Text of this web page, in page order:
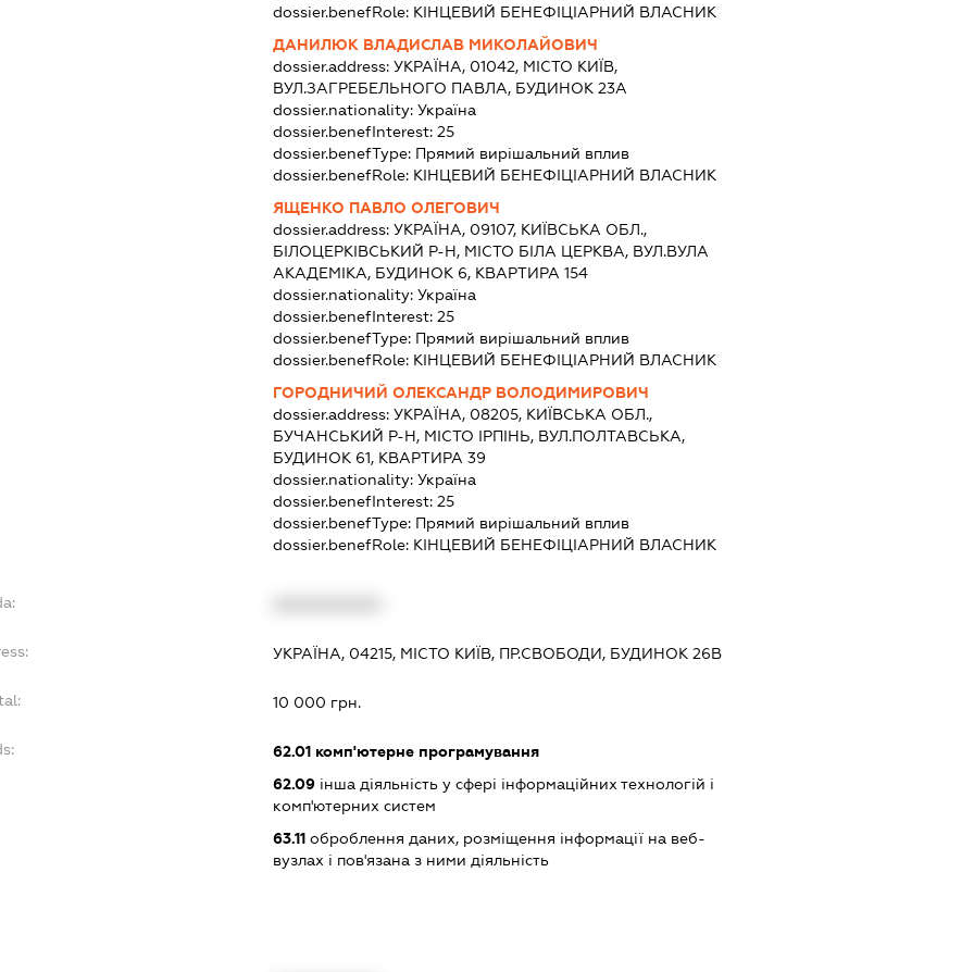
dossier.benefRole: КІНЦЕВИЙ БЕНЕФІЦІАРНИЙ ВЛАСНИК
ДАНИЛЮК ВЛАДИСЛАВ МИКОЛАЙОВИЧ
dossier.address:УКРАЇНА, 01042, МІСТО КИЇВ,
ВУЛ.ЗАГРЕБЕЛЬНОГО ПАВЛА, БУДИНОК 23А
dossier.nationality:Україна
dossier.benefInterest:25
dossier.benefType: Прямий вирішальний вплив
dossier.benefRole: КІНЦЕВИЙ БЕНЕФІЦІАРНИЙ ВЛАСНИК
ЯЩЕНКО ПАВЛО ОЛЕГОВИЧ
dossier.address:УКРАЇНА, 09107, КИЇВСЬКА ОБЛ.,
БІЛОЦЕРКІВСЬКИЙ Р-Н, МІСТО БІЛА ЦЕРКВА, ВУЛ.ВУЛА
АКАДЕМІКА, БУДИНОК 6, КВАРТИРА 154
dossier.nationality:Україна
dossier.benefInterest:25
dossier.benefType: Прямий вирішальний вплив
dossier.benefRole: КІНЦЕВИЙ БЕНЕФІЦІАРНИЙ ВЛАСНИК
ГОРОДНИЧИЙ ОЛЕКСАНДР ВОЛОДИМИРОВИЧ
dossier.address:УКРАЇНА, 08205, КИЇВСЬКА ОБЛ.,
БУЧАНСЬКИЙ Р-Н, МІСТО ІРПІНЬ, ВУЛ.ПОЛТАВСЬКА,
БУДИНОК 61, КВАРТИРА 39
dossier.nationality:Україна
dossier.benefInterest:25
dossier.benefType: Прямий вирішальний вплив
dossier.benefRole: КІНЦЕВИЙ БЕНЕФІЦІАРНИЙ ВЛАСНИК
УКРАЇНА, 04215, МІСТО КИЇВ, ПР.СВОБОДИ, БУДИНОК 26В
10 000 грн.
62.01 комп'ютерне програмування
62.09 інша діяльність у сфері інформаційних технологій і
комп'ютерних систем
63.11 оброблення даних, розміщення інформації на веб-
вузлах і пов'язана з ними діяльність